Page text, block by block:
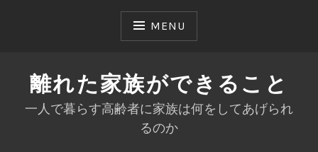
MENU
離れた家族ができること
一人で暮らす高齢者に家族は何をしてあげられ
るのか